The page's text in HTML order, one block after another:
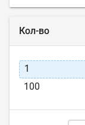
Кол-во
1
100